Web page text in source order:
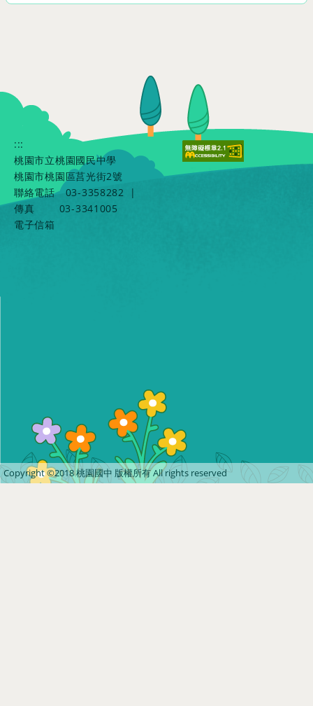
:::
桃園市立桃園國民中學
桃園市桃園區莒光街2號
聯絡電話
03-3358282
|
傳真
03-3341005
電子信箱
Copyright ©2018 桃園國中 版權所有 All rights reserved